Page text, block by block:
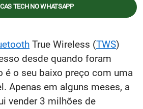
TECH NO WHATSAPP
True Wireless (TWS)
desde quando foram
é o seu baixo preço com uma
Apenas em alguns meses, a
vender 3 milhões de